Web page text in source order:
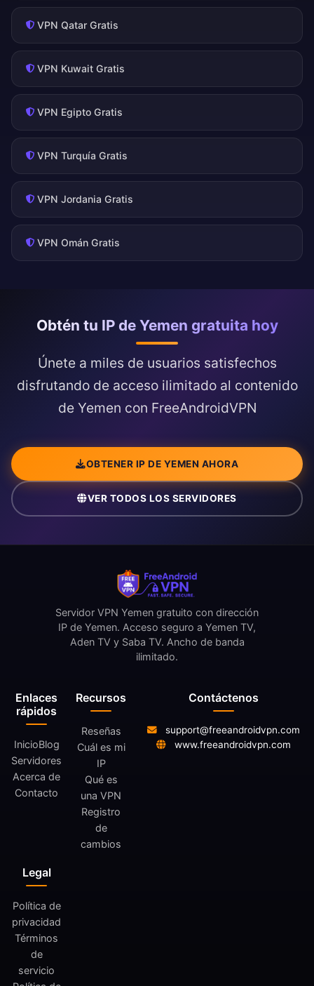
VPN Qatar Gratis
VPN Kuwait Gratis
VPN Egipto Gratis
VPN Turquía Gratis
VPN Jordania Gratis
VPN Omán Gratis
Obtén tu IP de Yemen gratuita hoy
Únete a miles de usuarios satisfechos
disfrutando de acceso ilimitado al contenido
de Yemen con FreeAndroidVPN
OBTENER IP DE YEMEN AHORA
VER TODOS LOS SERVIDORES
Enlaces
rápidos
InicioBlog
Servidores
Acerca de
Contacto
Recursos
Reseñas
Cuál es mi
IP
Qué es
una VPN
Registro
de
cambios
Legal
Política de
privacidad
Términos
de
servicio
Servidor VPN Yemen gratuito con dirección
IP de Yemen. Acceso seguro a Yemen TV,
Aden TV y Saba TV. Ancho de banda
ilimitado.
Contáctenos
support@freeandroidvpn.com
www.freeandroidvpn.com